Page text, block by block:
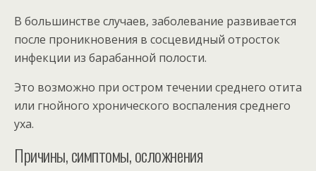
В большинстве случаев, заболевание развивается
после проникновения в сосцевидный отросток
инфекции из барабанной полости.
Это возможно при остром течении среднего отита
или гнойного хронического воспаления среднего
уха.
Причины, симптомы, осложнения